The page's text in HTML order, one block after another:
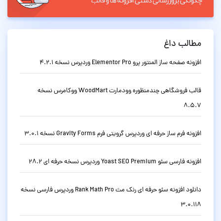
مطالب داغ
افزونه صفحه ساز المنتور پرو Elementor Pro وردپرس نسخه 4.2.1
قالب فروشگاهی چندمنظوره وودمارت WoodMart ووکامرس نسخه
8.5.7
افزونه فرم ساز حرفه ای وردپرس گرویتی فرم Gravity Forms نسخه 3.0.1
افزونه فارسی سئو Yoast SEO Premium وردپرس نسخه حرفه ای 28.2
دانلود افزونه سئو حرفه ای رنک مث Rank Math Pro وردپرس فارسی نسخه
3.0.118